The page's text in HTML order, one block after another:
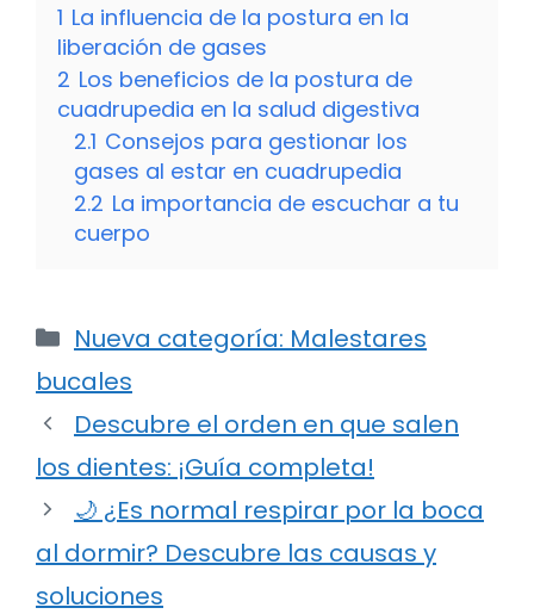
1 La influencia de la postura en la
liberación de gases
2 Los beneficios de la postura de
cuadrupedia en la salud digestiva
2.1 Consejos para gestionar los
gases al estar en cuadrupedia
2.2 La importancia de escuchar a tu
cuerpo
Categorías
Nueva categoría: Malestares
bucales
Descubre el orden en que salen
los dientes: ¡Guía completa!
🌙 ¿Es normal respirar por la boca
al dormir? Descubre las causas y
soluciones